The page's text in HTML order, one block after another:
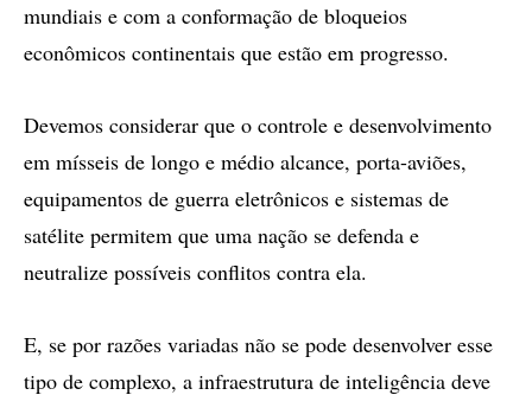
mundiais e com a conformação de bloqueios
econômicos continentais que estão em progresso.
Devemos considerar que o controle e desenvolvimento
em mísseis de longo e médio alcance, porta-aviões,
equipamentos de guerra eletrônicos e sistemas de
satélite permitem que uma nação se defenda e
neutralize possíveis conflitos contra ela.
E, se por razões variadas não se pode desenvolver esse
tipo de complexo, a infraestrutura de inteligência deve